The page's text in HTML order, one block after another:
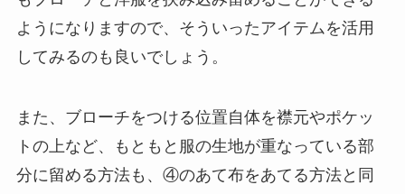
ようになりますので、そういったアイテムを活用
してみるのも良いでしょう。
また、ブローチをつける位置自体を襟元やポケッ
トの上など、もともと服の生地が重なっている部
分に留める方法も、④のあて布をあてる方法と同